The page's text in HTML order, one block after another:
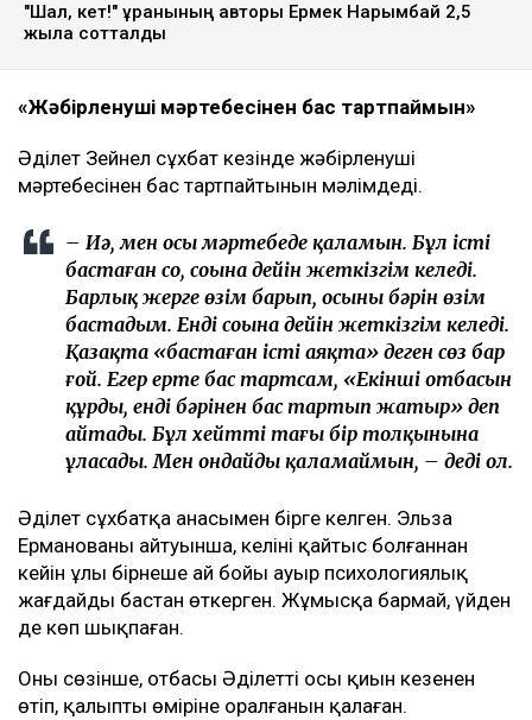
"Шал, кет!" ұранының авторы Ермек Нарымбай 2,5
жылға сотталды
«Жәбірленуші мәртебесінен бас тартпаймын»
Әділет Зейнел сұхбат кезінде жәбірленуші
мәртебесінен бас тартпайтынын мәлімдеді.
– Иә, мен осы мәртебеде қаламын. Бұл істі
бастаған соң, соңына дейін жеткізгім келеді.
Барлық жерге өзім барып, осының бәрін өзім
бастадым. Енді соңына дейін жеткізгім келеді.
Қазақта «бастаған істі аяқта» деген сөз бар
ғой. Егер ертең бас тартсам, «Екінші отбасын
құрды, енді бәрінен бас тартып жатыр» деп
айтады. Бұл хейттің тағы бір толқынына
ұласады. Мен ондайды қаламаймын, – деді ол.
Әділет сұхбатқа анасымен бірге келген. Эльза
Ерманованың айтуынша, келіні қайтыс болғаннан
кейін ұлы бірнеше ай бойы ауыр психологиялық
жағдайды бастан өткерген. Жұмысқа бармай, үйден
де көп шықпаған.
Оның сөзінше, отбасы Әділеттің осы қиын кезеңнен
өтіп, қалыпты өміріне оралғанын қалаған.